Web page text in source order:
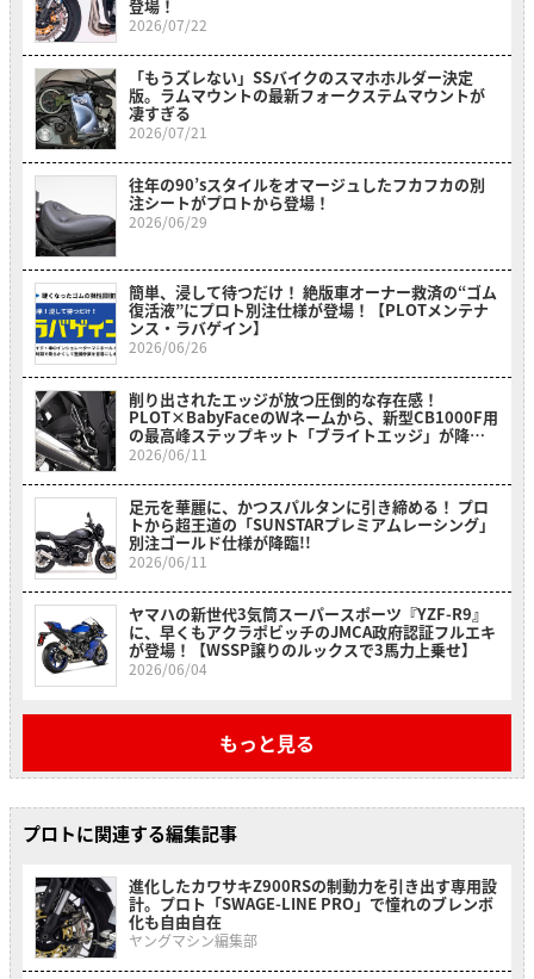
登場！
2026/07/22
「もうズレない」SSバイクのスマホホルダー決定
版。ラムマウントの最新フォークステムマウントが
凄すぎる
2026/07/21
往年の90’sスタイルをオマージュしたフカフカの別
注シートがプロトから登場！
2026/06/29
簡単、浸して待つだけ！ 絶版車オーナー救済の“ゴム
復活液”にプロト別注仕様が登場！【PLOTメンテナ
ンス・ラバゲイン】
2026/06/26
削り出されたエッジが放つ圧倒的な存在感！
PLOT×BabyFaceのWネームから、新型CB1000F用
の最高峰ステップキット「ブライトエッジ」が降
臨！
2026/06/11
足元を華麗に、かつスパルタンに引き締める！ プロ
トから超王道の「SUNSTARプレミアムレーシング」
別注ゴールド仕様が降臨!!
2026/06/11
ヤマハの新世代3気筒スーパースポーツ『YZF-R9』
に、早くもアクラポビッチのJMCA政府認証フルエキ
が登場！【WSSP譲りのルックスで3馬力上乗せ】
2026/06/04
もっと見る
プロトに関連する編集記事
進化したカワサキZ900RSの制動力を引き出す専用設
計。プロト「SWAGE-LINE PRO」で憧れのブレンボ
化も自由自在
ヤングマシン編集部